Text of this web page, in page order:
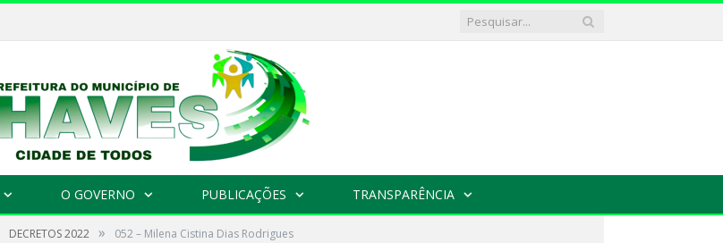
O GOVERNO PUBLICAÇÕES TRANSPARÊNCIA
DECRETOS 2022 » 052 – Milena Cistina Dias Rodrigues